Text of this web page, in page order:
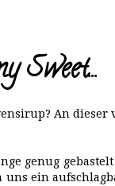
Sweet...
An
genug
uns ein